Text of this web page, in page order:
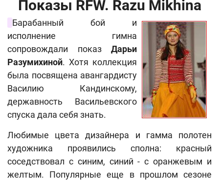
Показы RFW. Razu Mikhina
Барабанный бой и
исполнение гимна
сопровождали показ Дарьи
Разумихиной. Хотя коллекция
была посвящена авангардисту
Василию Кандинскому,
державность Васильевского
спуска дала себя знать.
Любимые цвета дизайнера и гамма полотен
художника проявились сполна: красный
соседствовал с синим, синий - с оранжевым и
желтым. Популярные еще в прошлом сезоне